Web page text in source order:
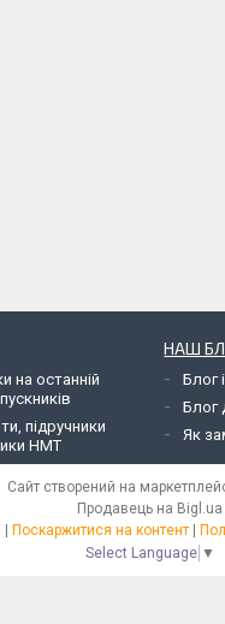
на останній
підручники
НМТ
НАШ
Блог
Блог
Як
Сайт створений на
Продавець на Bigl.ua
Поскаржитися на контент
Select Language ▼